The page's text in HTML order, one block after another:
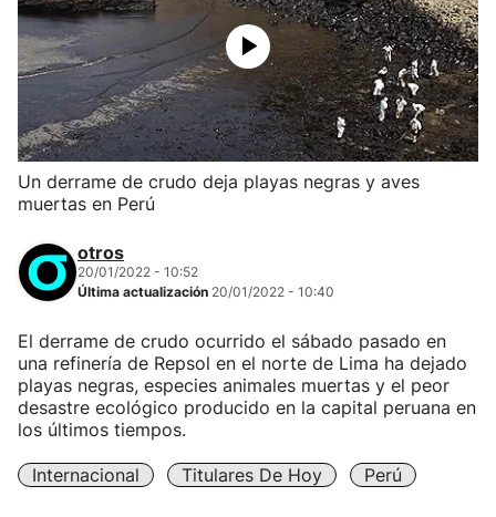
Un derrame de crudo deja playas negras y aves
muertas en Perú
otros
20/01/2022 - 10:52
Última actualización 20/01/2022 - 10:40
El derrame de crudo ocurrido el sábado pasado en
una refinería de Repsol en el norte de Lima ha dejado
playas negras, especies animales muertas y el peor
desastre ecológico producido en la capital peruana en
los últimos tiempos.
Internacional Titulares De Hoy Perú